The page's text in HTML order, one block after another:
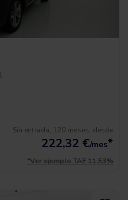
Sin entrada, 120 meses, desde
222,32 €/mes*
*Ver ejemplo TAE 11,53%